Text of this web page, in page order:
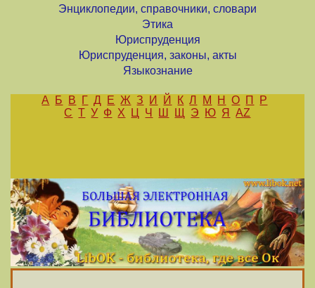
Энциклопедии, справочники, словари
Этика
Юриспруденция
Юриспруденция, законы, акты
Языкознание
А Б В Г Д Е Ж З И Й К Л М Н О П
Р
С Т У Ф Х Ц Ч Ш Щ Э Ю Я AZ